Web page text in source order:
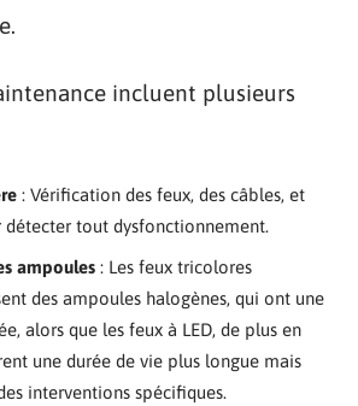
incluent plusieurs
: Vérification des feux, des câbles, et
détecter tout dysfonctionnement.
ampoules : Les feux tricolores
des ampoules halogènes, qui ont une
alors que les feux à LED, de plus en
une durée de vie plus longue mais
interventions spécifiques.